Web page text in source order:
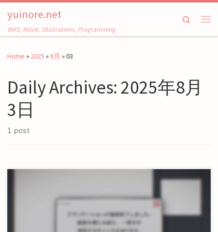
Skip to content
yuinore.net
BMS, Movie, Illustrations, Programming
Search
Home » 2025 » 8月 »03
Daily Archives: 2025年8月
3日
1 post
ついに魔物がやってきた 俺達を喰らいにやってきた こんな